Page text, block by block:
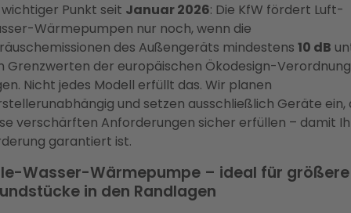
wichtiger Punkt seit Januar 2026: Die KfW fördert Luft-
Wärmepumpen nur noch, wenn die
des Außengeräts mindestens 10 dB
Grenzwerten der europäischen Ökodesign-Verordnung
Nicht jedes Modell erfüllt das. Wir planen
und setzen ausschließlich Geräte ein,
verschärften Anforderungen sicher erfüllen – damit
garantiert ist.
Wasser-Wärmepumpe – ideal für größere
in den Randlagen